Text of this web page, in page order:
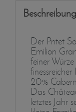
Beschreibung
Der Pntet
Emilion
feiner
20%
Das
letztes Jahr